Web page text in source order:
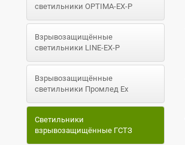
светильники OPTIMA-EX-P
Взрывозащищённые
светильники LINE-EX-P
Взрывозащищённые
светильники Промлед Ex
Светильники
взрывозащищённые ГСТЗ